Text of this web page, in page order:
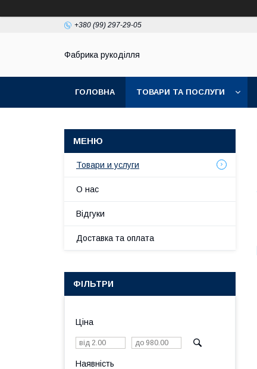
+380 (99) 297-29-05
Фабрика рукоділля
ГОЛОВНА ТОВАРИ ТА ПОСЛУГИ
Товари и услуги
О нас
Відгуки
Доставка та оплата
ФІЛЬТРИ
Ціна
Наявність